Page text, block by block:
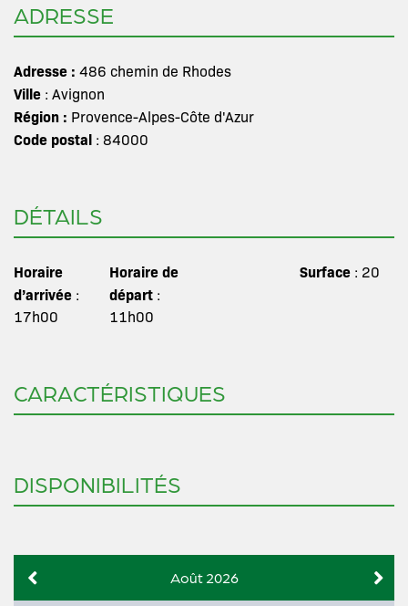
ADRESSE
Adresse : 486 chemin de Rhodes
Ville : Avignon
Région : Provence-Alpes-Côte d'Azur
Code postal : 84000
DÉTAILS
Horaire
d’arrivée :
17h00
Horaire de
départ:
11h00
Surface: 20
CARACTÉRISTIQUES
DISPONIBILITÉS
Août 2026